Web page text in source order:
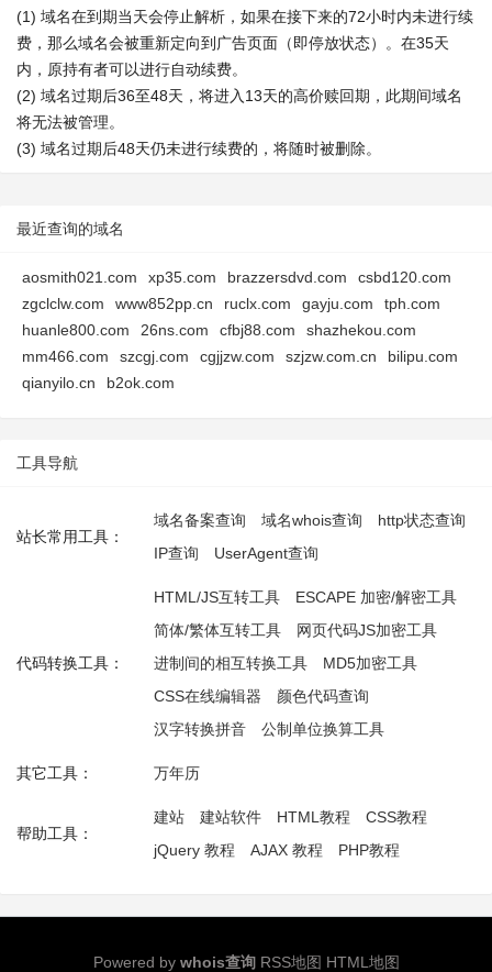
(1) 域名在到期当天会停止解析，如果在接下来的72小时内未进行续
费，那么域名会被重新定向到广告页面（即停放状态）。在35天
内，原持有者可以进行自动续费。
(2) 域名过期后36至48天，将进入13天的高价赎回期，此期间域名
将无法被管理。
(3) 域名过期后48天仍未进行续费的，将随时被删除。
最近查询的域名
aosmith021.com xp35.com brazzersdvd.com
csbd120.com
zgclclw.com
www852pp.cn ruclx.com gayju.com
tph.com
huanle800.com
26ns.com cfbj88.com
shazhekou.com
mm466.com
szcgj.com cgjjzw.com szjzw.com.cn
bilipu.com
qianyilo.cn
b2ok.com
工具导航
站长常用工具：
域名备案查询 域名whois查询
http状态查询
IP查询
UserAgent查询
代码转换工具：
HTML/JS互转工具
ESCAPE 加密/解密工具
简体/繁体互转工具
网页代码JS加密工具
进制间的相互转换工具
MD5加密工具
CSS在线编辑器
颜色代码查询
汉字转换拼音
公制单位换算工具
其它工具： 万年历
帮助工具：
建站 建站软件 HTML教程
CSS教程
jQuery 教程
AJAX 教程 PHP教程
Powered by whois查询 RSS地图 HTML地图